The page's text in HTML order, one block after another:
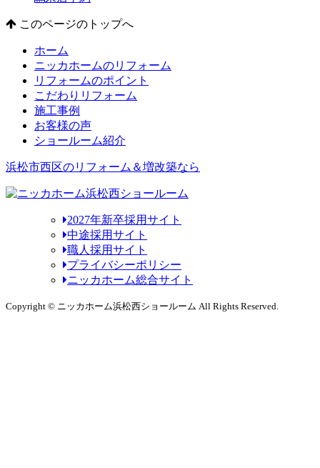
このページのトップへ
ホーム
ニッカホームのリフォーム
リフォームのポイント
こだわりリフォーム
施工事例
お客様の声
ショールーム紹介
浜松市西区のリフォーム＆増改築なら
2027年新卒採用サイト
中途採用サイト
職人採用サイト
プライバシーポリシー
ニッカホーム総合サイト
Copyright © ニッカホーム浜松西ショールーム All Rights Reserved.